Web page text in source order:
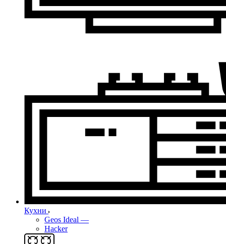
Кухни
Geos Ideal —
Hacker